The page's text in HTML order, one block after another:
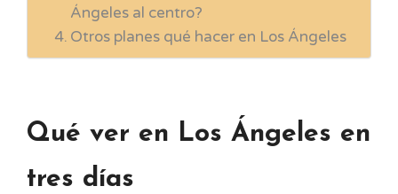
Ángeles al centro?
Otros planes qué hacer en Los Ángeles
Qué ver en Los Ángeles en
tres días